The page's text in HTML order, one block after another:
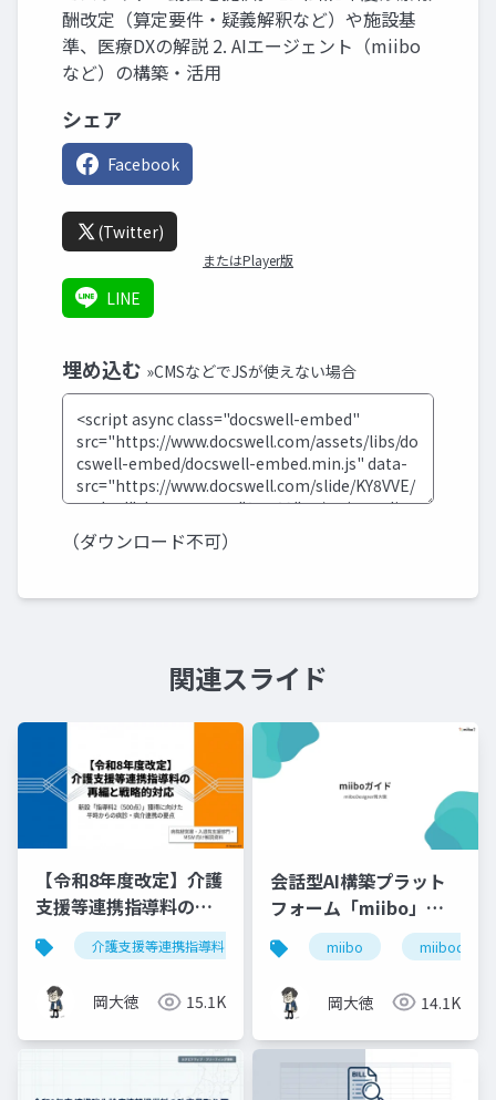
酬改定（算定要件・疑義解釈など）や施設基
準、医療DXの解説 2. AIエージェント（miibo
など）の構築・活用
シェア
Facebook
(Twitter)
またはPlayer版
LINE
埋め込む »CMSなどでJSが使えない場合
（ダウンロード不可）
関連スライド
【令和8年度改定】介護
支援等連携指導料の再
編と戦略的対応｜指導
料2（500点）の要件整
理
介護支援等連携指導料 令和8年度診療報酬改定
岡大徳 15.1K
会話型AI構築プラット
フォーム「miibo」ガ
イド
miibo
岡大徳 14.1K